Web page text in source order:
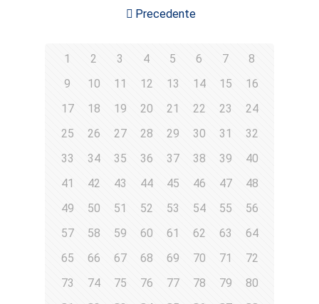
Precedente
1 2 3 4 5 6 7
8
9
10 11 12 13 14 15
16
17
18 19 20 21 22 23
24
25
26 27 28 29 30 31
32
33
34 35 36 37 38 39
40
41
42 43 44 45 46 47
48
49
50 51 52 53 54 55
56
57
58 59 60 61 62 63
64
65
66 67 68 69 70 71
72
73
74 75 76 77 78 79
80